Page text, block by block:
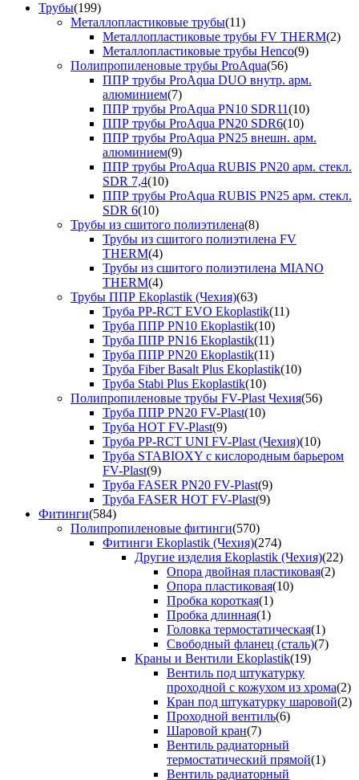
Трубы(199)
Металлопластиковые трубы(11)
Металлопластиковые трубы FV THERM(2)
Металлопластиковые трубы Henco(9)
Полипропиленовые трубы ProAqua(56)
ППР трубы ProAqua DUO внутр. арм.
алюминием(7)
ППР трубы ProAqua PN10 SDR11(10)
ППР трубы ProAqua PN20 SDR6(10)
ППР трубы ProAqua PN25 внешн. арм.
алюминием(9)
ППР трубы ProAqua RUBIS PN20 арм. стекл.
SDR 7,4(10)
ППР трубы ProAqua RUBIS PN25 арм. стекл.
SDR 6(10)
Трубы из сшитого полиэтилена(8)
Трубы из сшитого полиэтилена FV
THERM(4)
Трубы из сшитого полиэтилена MIANO
THERM(4)
Трубы ППР Ekoplastik (Чехия)(63)
Труба PP-RCT EVO Ekoplastik(11)
Труба ППР PN10 Ekoplastik(10)
Труба ППР PN16 Ekoplastik(11)
Труба ППР PN20 Ekoplastik(11)
Труба Fiber Basalt Plus Ekoplastik(10)
Труба Stabi Plus Ekoplastik(10)
Полипропиленовые трубы FV-Plast Чехия(56)
Труба ППР PN20 FV-Plast(10)
Труба HOT FV-Plast(9)
Труба PP-RCT UNI FV-Plast (Чехия)(10)
Труба STABIOXY с кислородным барьером
FV-Plast(9)
Труба FASER PN20 FV-Plast(9)
Труба FASER HOT FV-Plast(9)
Фитинги(584)
Полипропиленовые фитинги(570)
Фитинги Ekoplastik (Чехия)(274)
Другие изделия Ekoplastik (Чехия)(22)
Опора двойная пластиковая(2)
Опора пластиковая(10)
Пробка короткая(1)
Пробка длинная(1)
Головка термостатическая(1)
Свободный фланец (сталь)(7)
Краны и Вентили Ekoplastik(19)
Вентиль под штукатурку
проходной с кожухом из хрома(2)
Кран под штукатурку шаровой(2)
Проходной вентиль(6)
Шаровой кран(7)
Вентиль радиаторный
термостатический прямой(1)
Вентиль радиаторный